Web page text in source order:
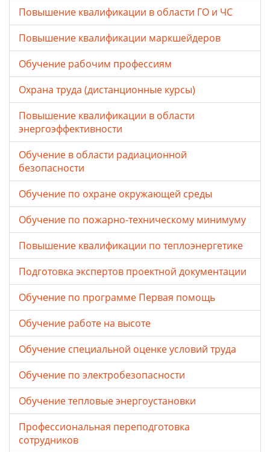
Повышение квалификации в области ГО и ЧС
Повышение квалификации маркшейдеров
Обучение рабочим профессиям
Охрана труда (дистанционные курсы)
Повышение квалификации в области
энергоэффективности
Обучение в области радиационной
безопасности
Обучение по охране окружающей среды
Обучение по пожарно-техническому минимуму
Повышение квалификации по теплоэнергетике
Подготовка экспертов проектной документации
Обучение по программе Первая помощь
Обучение работе на высоте
Обучение специальной оценке условий труда
Обучение по электробезопасности
Обучение тепловые энергоустановки
Профессиональная переподготовка
сотрудников